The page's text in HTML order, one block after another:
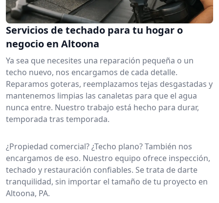
Servicios de techado para tu hogar o
negocio en Altoona
Ya sea que necesites una reparación pequeña o un
techo nuevo, nos encargamos de cada detalle.
Reparamos goteras, reemplazamos tejas desgastadas y
mantenemos limpias las canaletas para que el agua
nunca entre. Nuestro trabajo está hecho para durar,
temporada tras temporada.
¿Propiedad comercial? ¿Techo plano? También nos
encargamos de eso. Nuestro equipo ofrece inspección,
techado y restauración confiables. Se trata de darte
tranquilidad, sin importar el tamaño de tu proyecto en
Altoona, PA.